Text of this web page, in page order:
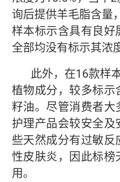
询后提供羊毛脂含量
样本标示含具有良
全部均没有标示其浓
此外，在16款样
植物成分，较多标
籽油。尽管消费者大
护理产品会较安全
些天然成分有过敏
性皮肤炎，因此标
用。